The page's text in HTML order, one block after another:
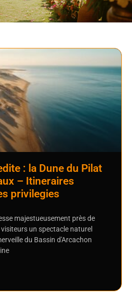
: la Dune du Pilat
– Itineraires
privilegies
majestueusement près de
un spectacle naturel
du Bassin d'Arcachon